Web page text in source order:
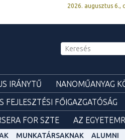
2026. augusztus 6.,
IRÁNYTŰ
NANOMŰANYAG
FEJLESZTÉSI FŐIGAZGATÓSÁG
FOR SZTE AZ
MUNKATÁRSAKNAK ALUMNI